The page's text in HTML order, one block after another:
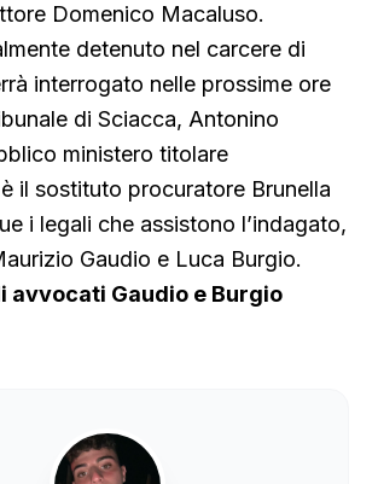
Domenico Macaluso.
detenuto nel carcere di
interrogato nelle prossime ore
di Sciacca, Antonino
ministero titolare
il sostituto procuratore Brunella
i legali che assistono l’indagato,
Gaudio e Luca Burgio.
avvocati Gaudio e Burgio